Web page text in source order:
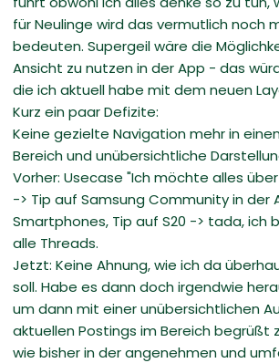
für Neulinge wird das vermutlich noch
bedeuten. Supergeil wäre die
Ansicht zu nutzen in der App - das
die ich aktuell habe mit dem neuen
Kurz ein paar Defizite:
Keine gezielte Navigation mehr in
Bereich und unübersichtliche
Vorher: Usecase "Ich möchte alles
-> Tip auf Samsung Community in der
Smartphones, Tip auf S20 -> tada, ich
alle Threads.
Jetzt: Keine Ahnung, wie ich da
soll. Habe es dann doch irgendwie
um dann mit einer unübersichtlichen
aktuellen Postings im Bereich begrüßt
wie bisher in der angenehmen und